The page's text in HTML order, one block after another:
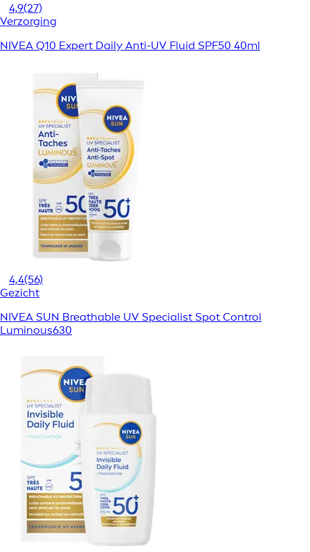
4,9(27)
Verzorging
NIVEA Q10 Expert Daily Anti-UV Fluid SPF50 40ml
4,4(56)
Gezicht
NIVEA SUN Breathable UV Specialist Spot Control
Luminous630